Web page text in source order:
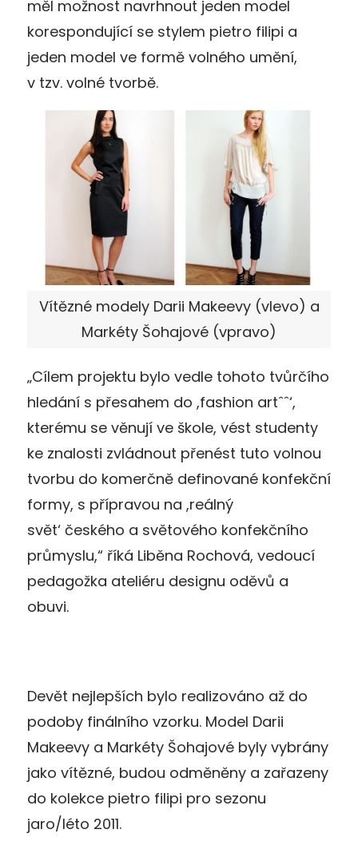
měl možnost navrhnout jeden model
korespondující se stylem pietro filipi a
jeden model ve formě volného umění,
v tzv. volné tvorbě.
Vítězné modely Darii Makeevy (vlevo) a
Markéty Šohajové (vpravo)
„Cílem projektu bylo vedle tohoto tvůrčího
hledání s přesahem do ,fashion artˆˆ‘,
kterému se věnují ve škole, vést studenty
ke znalosti zvládnout přenést tuto volnou
tvorbu do komerčně definované konfekční
formy, s přípravou na ,reálný
svět‘ českého a světového konfekčního
průmyslu,“ říká Liběna Rochová, vedoucí
pedagožka ateliéru designu oděvů a
obuvi.
Devět nejlepších bylo realizováno až do
podoby finálního vzorku. Model Darii
Makeevy a Markéty Šohajové byly vybrány
jako vítězné, budou odměněny a zařazeny
do kolekce pietro filipi pro sezonu
jaro/léto 2011.